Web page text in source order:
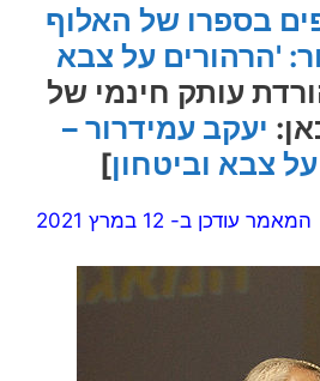
בספרו של האלוף
'הרהורים על צבא
עותק חינמי של
יעקב עמידרור –
צבא וביטחון]
המאמר עודכן ב- 12 במרץ 2021